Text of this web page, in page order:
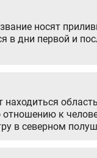
носят
в дни первой и
находиться
отношению к
в северном